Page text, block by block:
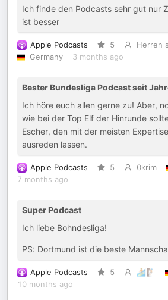
Ich finde den Podcasts sehr gut nur
ist besser
Apple Podcasts 5
Herren
Germany
3 months ago
Bester Bundesliga Podcast seit
Ich höre euch allen gerne zu! Aber,
wie bei der Top Elf der Hinrunde
Escher, den mit der meisten
ausreden lassen.
Apple Podcasts 5 0krim
7 months ago
Super Podcast
Ich liebe Bohndesliga!
PS: Dortmund ist die beste
Apple Podcasts 5 🏄🏼🧗🏼
10 months ago